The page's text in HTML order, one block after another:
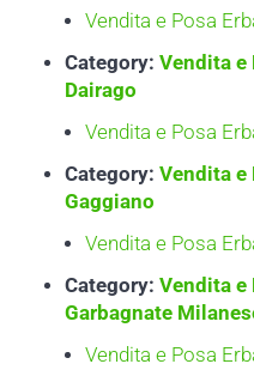
Vendita e Posa
Category:Vendita e
Dairago
Vendita e Posa
Category:Vendita e
Gaggiano
Vendita e Posa
Category:Vendita e
Garbagnate
Vendita e Posa